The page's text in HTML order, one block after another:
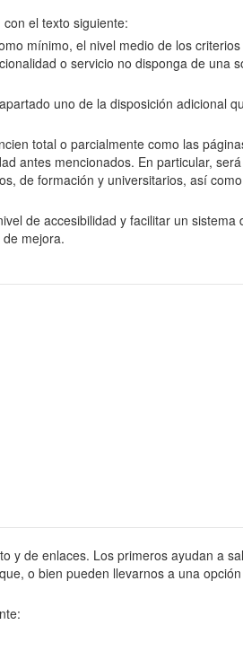
el texto siguiente:
mínimo, el nivel medio de los
o servicio no disponga de una
uno de la disposición adicional
total o parcialmente como las
antes mencionados. En particular,
de formación y universitarios, así
de accesibilidad y facilitar un sistema
mejora.
y de enlaces. Los primeros ayudan a
o bien pueden llevarnos a una